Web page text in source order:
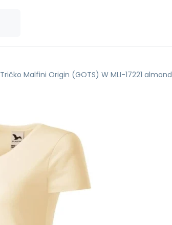
Tričko Malfini Origin (GOTS) W MLI-17221 almond